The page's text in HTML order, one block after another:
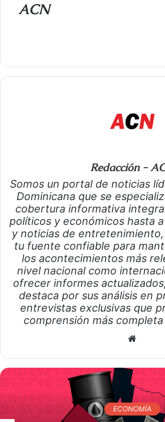
ACN
Redacción -
Somos un portal de noticias
Dominicana que se
cobertura informativa
políticos y económicos hasta
y noticias de
tu fuente confiable para
los acontecimientos más
nivel nacional como
ofrecer informes
destaca por sus análisis en
entrevistas exclusivas que
comprensión más
t
w
ECONOMÍA